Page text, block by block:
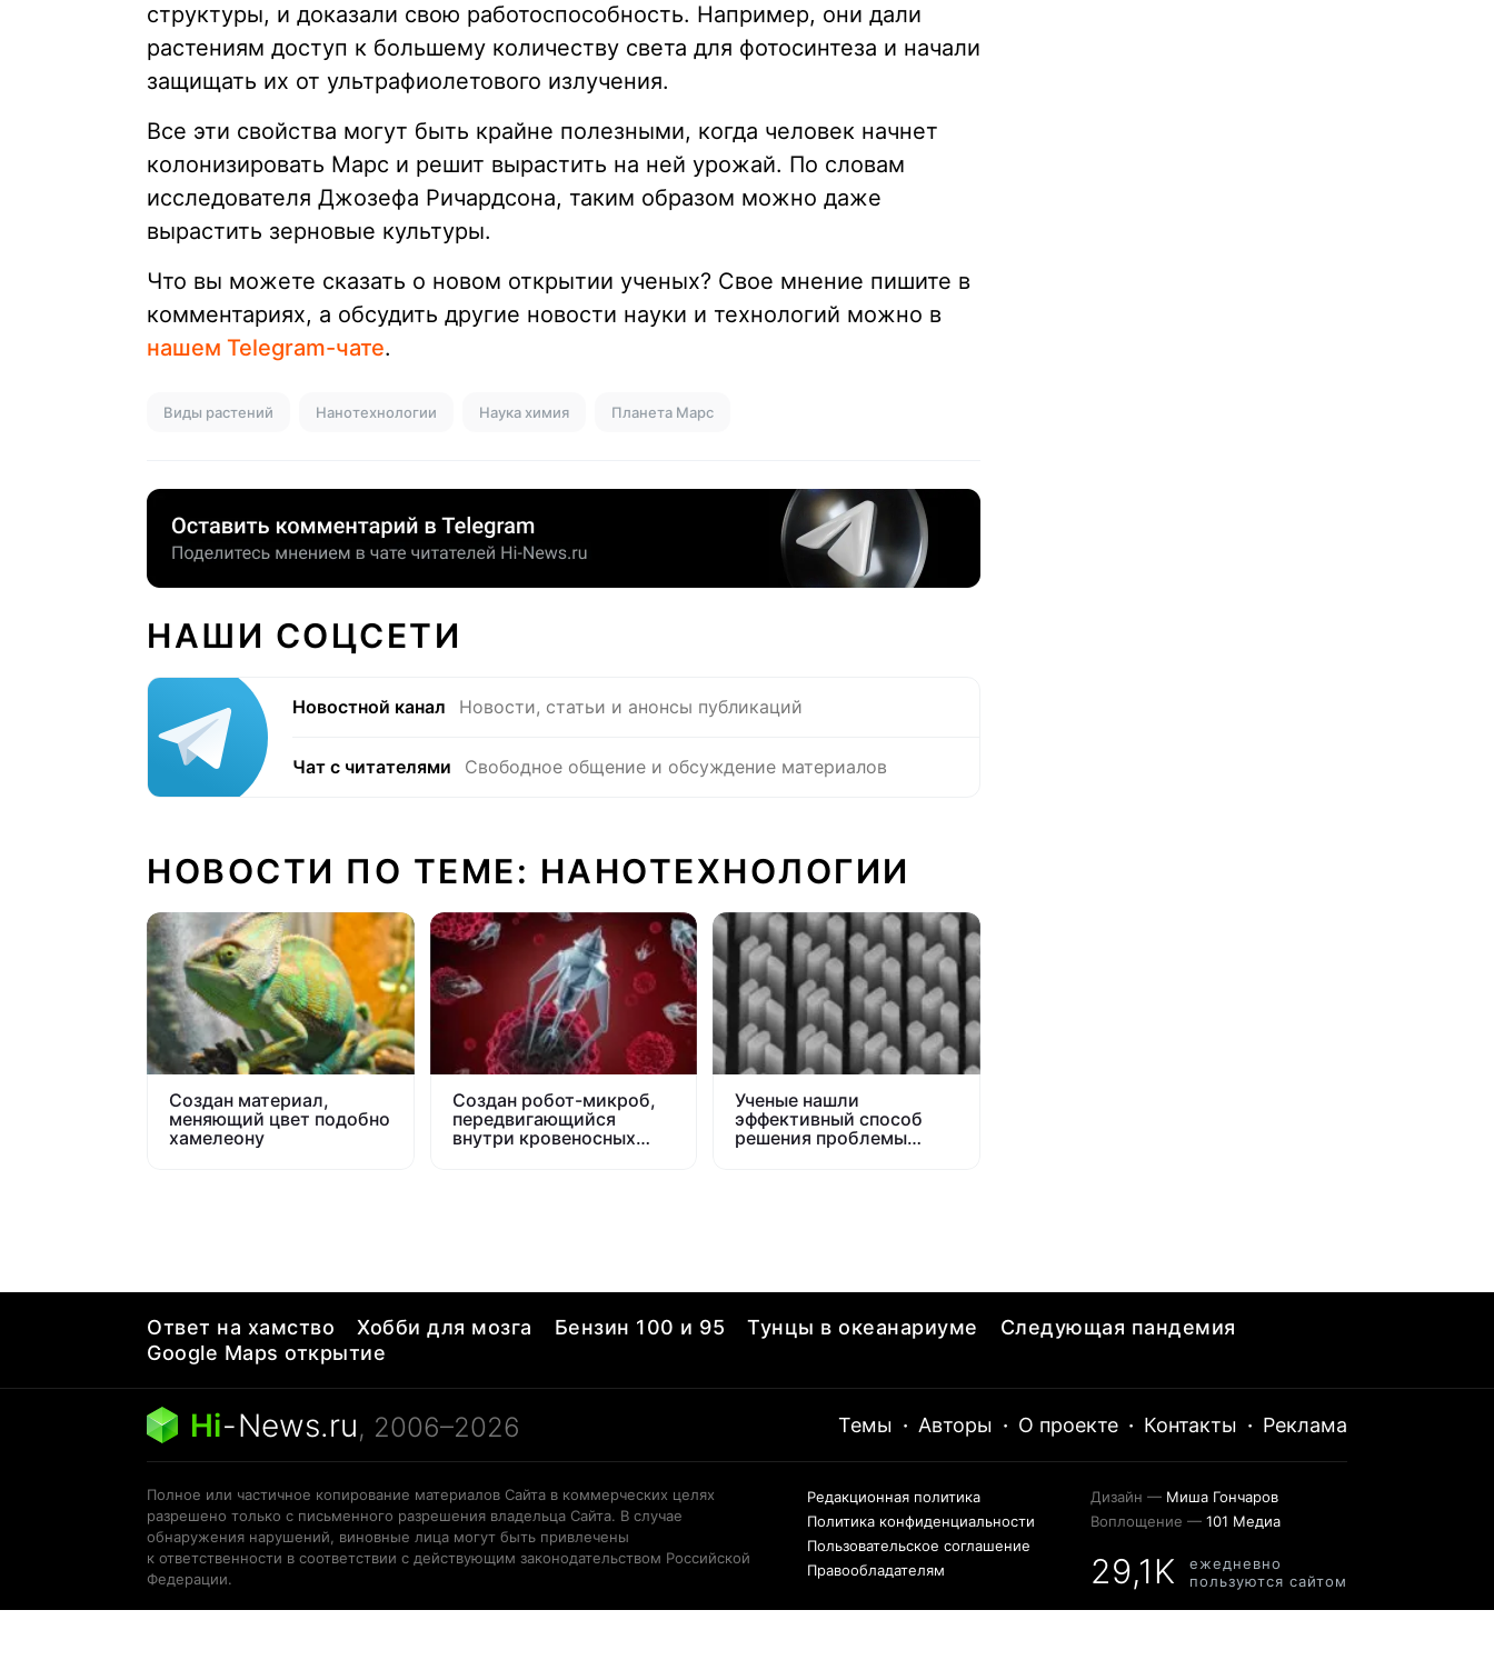
структуры, и доказали свою работоспособность. Например, они дали
растениям доступ к большему количеству света для фотосинтеза и начали
защищать их от ультрафиолетового излучения.
Все эти свойства могут быть крайне полезными, когда человек начнет
колонизировать Марс и решит вырастить на ней урожай. По словам
исследователя Джозефа Ричардсона, таким образом можно даже
вырастить зерновые культуры.
Что вы можете сказать о новом открытии ученых? Свое мнение пишите в
комментариях, а обсудить другие новости науки и технологий можно в
нашем Telegram-чате.
Виды растений Нанотехнологии Наука химия Планета Марс
НАШИ СОЦСЕТИ
Новостной канал Новости, статьи и анонсы публикаций
Чат с читателями Свободное общение и обсуждение материалов
НОВОСТИ ПО ТЕМЕ: НАНОТЕХНОЛОГИИ
Создан материал,
меняющий цвет подобно
хамелеону
Создан робот-микроб,
передвигающийся
внутри кровеносных
Ученые нашли
эффективный способ
решения проблемы
Ответ на хамство Хобби для мозга Бензин 100 и 95 Тунцы в океанариуме
Следующая пандемия
Google Maps открытие
Hi-News.ru, 2006–2026 Темы · Авторы · О проекте · Контакты · Реклама
Полное или частичное копирование материалов Сайта в коммерческих целях
разрешено только с письменного разрешения владельца Сайта. В случае
обнаружения нарушений, виновные лица могут быть привлечены
к ответственности в соответствии с действующим законодательством Российской
Федерации.
Редакционная политика
Политика конфиденциальности
Пользовательское соглашение
Правообладателям
Дизайн — Миша Гончаров
Воплощение — 101 Медиа
29,1K
ежедневно
пользуются сайтом